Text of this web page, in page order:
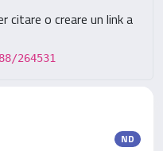
citare o creare un link a
264531
ND